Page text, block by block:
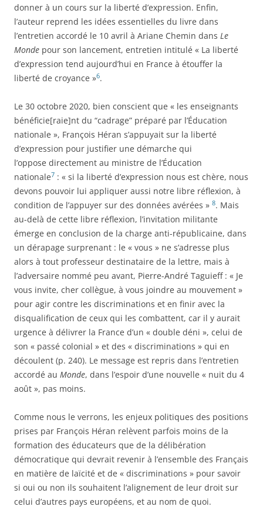
donner à un cours sur la liberté d’expression. Enfin,
l’auteur reprend les idées essentielles du livre dans
l’entretien accordé le 10 avril à Ariane Chemin dans Le
Monde pour son lancement, entretien intitulé « La liberté
d’expression tend aujourd’hui en France à étouffer la
liberté de croyance »6.
Le 30 octobre 2020, bien conscient que « les enseignants
bénéficie[raie]nt du “cadrage” préparé par l’Éducation
nationale », François Héran s’appuyait sur la liberté
d’expression pour justifier une démarche qui
l’oppose directement au ministre de l’Éducation
nationale7 : « si la liberté d’expression nous est chère, nous
devons pouvoir lui appliquer aussi notre libre réflexion, à
condition de l’appuyer sur des données avérées » 8. Mais
au-delà de cette libre réflexion, l’invitation militante
émerge en conclusion de la charge anti-républicaine, dans
un dérapage surprenant : le « vous » ne s’adresse plus
alors à tout professeur destinataire de la lettre, mais à
l’adversaire nommé peu avant, Pierre-André Taguieff : « Je
vous invite, cher collègue, à vous joindre au mouvement »
pour agir contre les discriminations et en finir avec la
disqualification de ceux qui les combattent, car il y aurait
urgence à délivrer la France d’un « double déni », celui de
son « passé colonial » et des « discriminations » qui en
découlent (p. 240). Le message est repris dans l’entretien
accordé au Monde, dans l’espoir d’une nouvelle « nuit du 4
août », pas moins.
Comme nous le verrons, les enjeux politiques des positions
prises par François Héran relèvent parfois moins de la
formation des éducateurs que de la délibération
démocratique qui devrait revenir à l’ensemble des Français
en matière de laïcité et de « discriminations » pour savoir
si oui ou non ils souhaitent l’alignement de leur droit sur
celui d’autres pays européens, et au nom de quoi.